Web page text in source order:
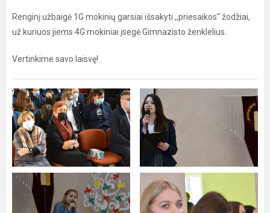
Renginį užbaigė 1G mokinių garsiai išsakyti ,,priesaikos" žodžiai,
už kuriuos jiems 4G mokiniai įsegė Gimnazisto ženklelius.
Vertinkime savo laisvę!